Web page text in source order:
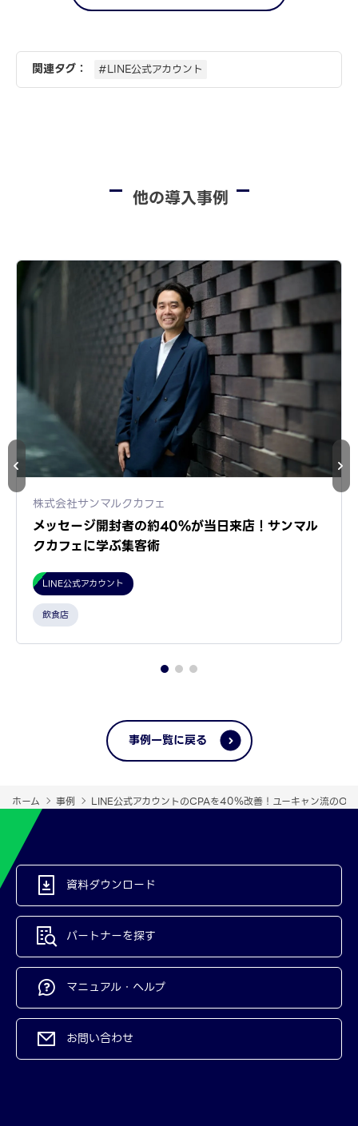
関連タグ： #LINE公式アカウント
他の導入事例
株式会社サンマルクカフェ
メッセージ開封者の約40%が当日来店！サンマル
クカフェに学ぶ集客術
LINE公式アカウント
飲食店
事例一覧に戻る
ホーム 事例 LINE公式アカウントのCPAを40％改善！ユーキャン流の
資料ダウンロード
パートナーを探す
マニュアル・ヘルプ
お問い合わせ